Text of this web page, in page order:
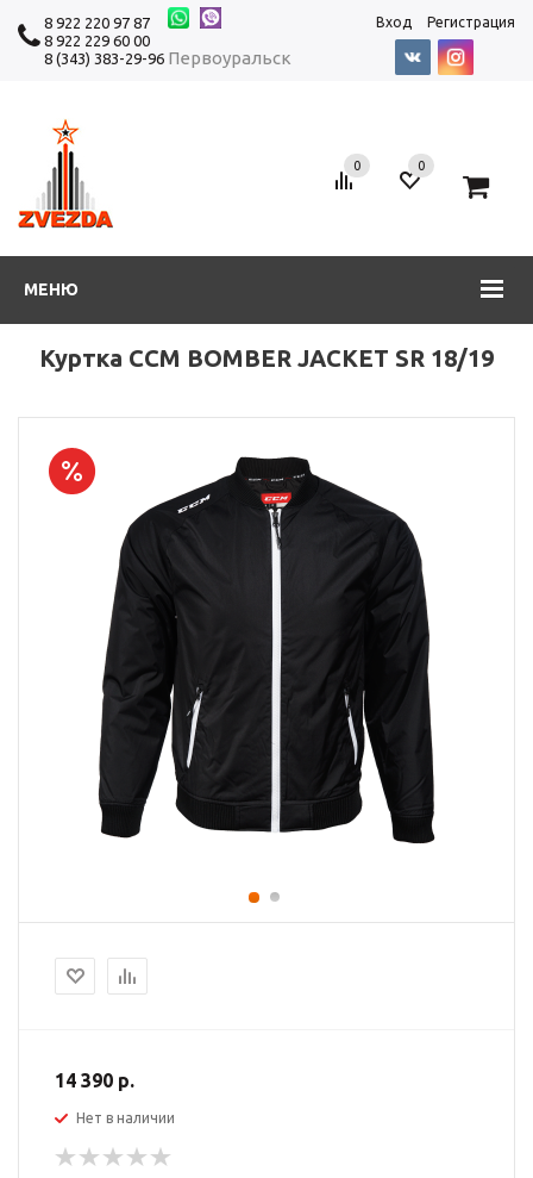
8 922 220 97 87
8 922 229 60 00
8 (343) 383-29-96 Первоуральск
Вход Регистрация
МЕНЮ
0 0
Куртка CCM BOMBER JACKET SR 18/19
14 390 р.
Нет в наличии